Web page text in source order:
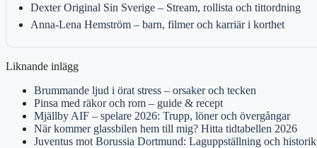
Dexter Original Sin Sverige – Stream, rollista och tittordning
Anna-Lena Hemström – barn, filmer och karriär i korthet
Liknande inlägg
Brummande ljud i örat stress – orsaker och tecken
Pinsa med räkor och rom – guide & recept
Mjällby AIF – spelare 2026: Trupp, löner och övergångar
När kommer glassbilen hem till mig? Hitta tidtabellen 2026
Juventus mot Borussia Dortmund: Laguppställning och historik